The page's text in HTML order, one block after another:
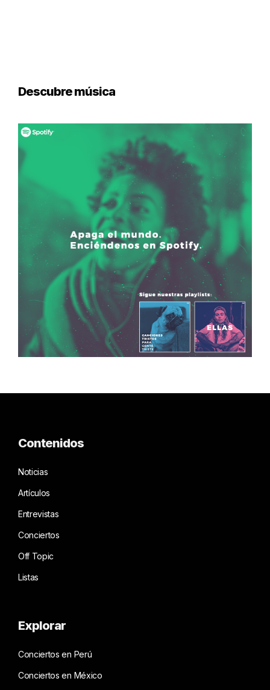
Descubre música
Contenidos
Noticias
Artículos
Entrevistas
Conciertos
Off Topic
Listas
Explorar
Conciertos en Perú
Conciertos en México